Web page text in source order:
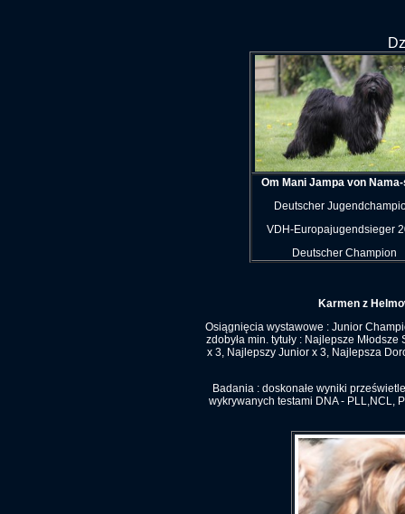
Om Mani Jampa von
Deutscher
VDH-Europajugendsieger
Deutscher Champion
Karmen z
Osiągnięcia wystawowe : Junior
zdobyła min. tytuły : Najlepsze
x 3, Najlepszy Junior x 3, Najlepsza
Badania : doskonałe wyniki
wykrywanych testami DNA - PLL,NCL,